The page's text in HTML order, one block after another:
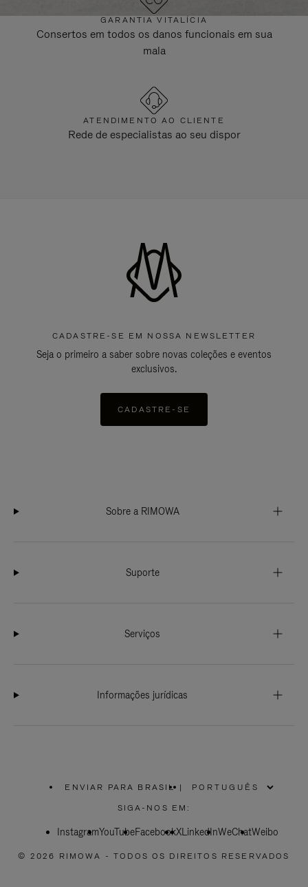
GARANTIA VITALÍCIA
Consertos em todos os danos funcionais em sua
mala
ATENDIMENTO AO CLIENTE
Rede de especialistas ao seu dispor
CADASTRE-SE EM NOSSA NEWSLETTER
Seja o primeiro a saber sobre novas coleções e eventos
exclusivos.
CADASTRE-SE
Sobre a RIMOWA
Suporte
Serviços
Informações jurídicas
ENVIAR PARA BRASIL
POR
FAVOR,
SUA
|
SIGA-NOS EM:
InstagramYouTubeFacebookXLinkedInWeChatWeibo
© 2026 RIMOWA - TODOS OS DIREITOS RESERVADOS